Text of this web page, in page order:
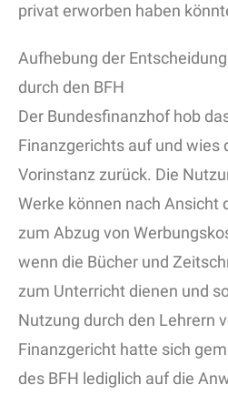
privat erworben haben
Aufhebung der
durch den BFH
Der Bundesfinanzhof hob
Finanzgerichts auf und wies
Vorinstanz zurück. Die
Werke können nach Ansicht
zum Abzug von
wenn die Bücher und
zum Unterricht dienen und
Nutzung durch den Lehrern
Finanzgericht hatte sich
des BFH lediglich auf die